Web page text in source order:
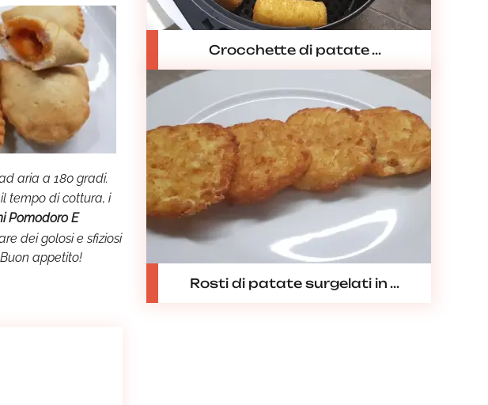
aria a 180 gradi.
tempo di cottura, i
Pomodoro E
dei golosi e sfiziosi
appetito!
Crocchette di patate ...
Rosti di patate surgelati in ...